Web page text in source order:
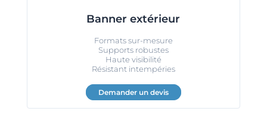
Banner extérieur
Formats sur-mesure
Supports robustes
Haute visibilité
Résistant intempéries
Demander un devis